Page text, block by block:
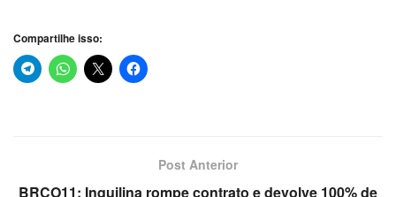
Compartilhe isso:
Post Anterior
BRCO11: Inquilina rompe contrato e devolve 100% de